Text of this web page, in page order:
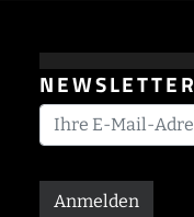
NEWSLETTER
Anmelden